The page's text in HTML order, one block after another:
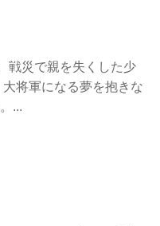
戦災で親を失くした少
将軍になる夢を抱きな
...